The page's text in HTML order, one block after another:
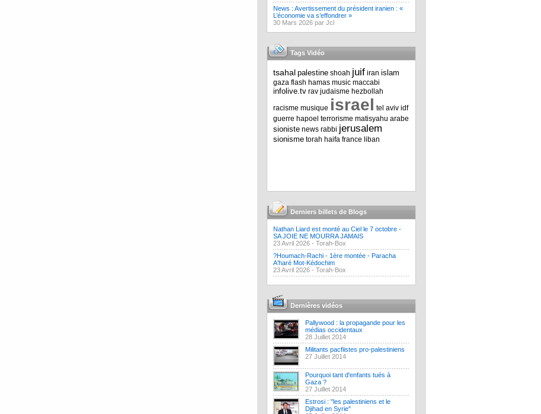
News : Avertissement du président iranien : «
L’économie va s’effondrer »
30 Mars 2026 par Jcl
Tags Vidéo
tsahal palestine shoah juif iran islam
gaza flash hamas music maccabi
infolive.tv rav judaisme hezbollah
racisme musique israel tel aviv idf
guerre hapoel terrorisme matisyahu arabe
sioniste news rabbi jerusalem
sionisme torah haifa france liban
Derniers billets de Blogs
Nathan Liard est monté au Ciel le 7 octobre -
SA JOIE NE MOURRA JAMAIS
23 Avril 2026 - Torah-Box
?Houmach-Rachi - 1ère montée - Paracha
A'haré Mot-Kédochim
23 Avril 2026 - Torah-Box
Dernières vidéos
Pallywood : la propagande pour les
médias occidentaux
28 Juillet 2014
Militants pacfiistes pro-palestiniens
27 Juillet 2014
Pourquoi tant d'enfants tués à
Gaza ?
27 Juillet 2014
Estrosi : "les palestiniens et le
Djihad en Syrie"